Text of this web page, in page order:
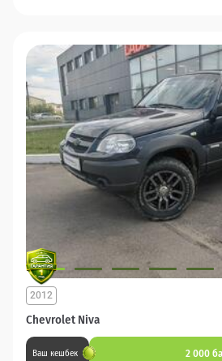
Chevrolet Niva
2012
Ваш кешбек 2 000